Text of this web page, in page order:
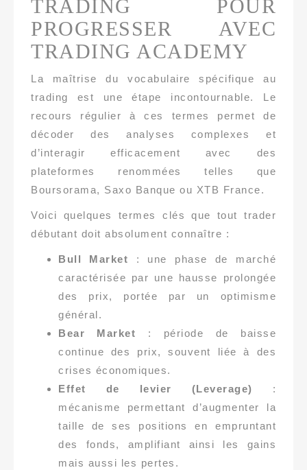
TRADING POUR
PROGRESSER AVEC
TRADING ACADEMY
La maîtrise du vocabulaire spécifique au
trading est une étape incontournable. Le
recours régulier à ces termes permet de
décoder des analyses complexes et
d’interagir efficacement avec des
plateformes renommées telles que
Boursorama, Saxo Banque ou XTB France.
Voici quelques termes clés que tout trader
débutant doit absolument connaître :
Bull Market : une phase de marché
caractérisée par une hausse prolongée
des prix, portée par un optimisme
général.
Bear Market : période de baisse
continue des prix, souvent liée à des
crises économiques.
Effet de levier (Leverage) :
mécanisme permettant d’augmenter la
taille de ses positions en empruntant
des fonds, amplifiant ainsi les gains
mais aussi les pertes.